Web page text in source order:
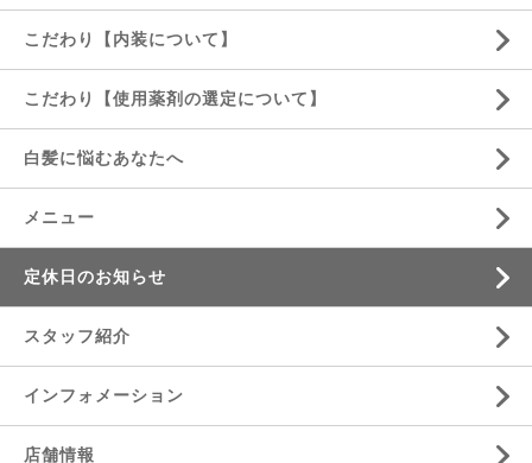
こだわり【内装について】
こだわり【使用薬剤の選定について】
白髪に悩むあなたへ
メニュー
定休日のお知らせ
スタッフ紹介
インフォメーション
店舗情報